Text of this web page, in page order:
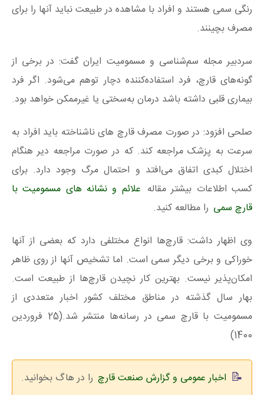
رنگی سمی هستند و افراد با مشاهده در طبیعت نباید آنها را برای
مصرف بچینند.
سردبیر مجله سم‌شناسی و مسمومیت ایران گفت: در برخی از
گونه‌های قارچ، فرد استفاده‌کننده دچار توهم می‌شود. اگر فرد
بیماری قلبی داشته باشد درمان به‌سختی یا غیرممکن خواهد بود.
صلحی افزود: در صورت مصرف قارچ‌ های ناشناخته باید افراد به‌
سرعت به پزشک مراجعه کند. که در صورت مراجعه دیر هنگام
اختلال کبدی اتفاق می‌افتد و احتمال مرگ وجود دارد. برای
کسب اطلاعات بیشتر مقاله علائم و نشانه های مسمومیت با
قارچ سمی را مطالعه کنید.
وی اظهار داشت: قارچ‌ها انواع مختلفی دارد که بعضی از آنها
خوراکی و برخی دیگر سمی است. اما تشخیص آنها از روی ظاهر
امکان‌پذیر نیست. بهترین کار نچیدن قارچ‌ها از طبیعت است.
بهار سال گذشته در مناطق مختلف کشور اخبار متعددی از
مسمومیت با قارچ سمی در رسانه‌ها منتشر شد.(25 فروردین
1400)
اخبار عمومی و گزارش صنعت قارچ را در هاگ بخوانید.